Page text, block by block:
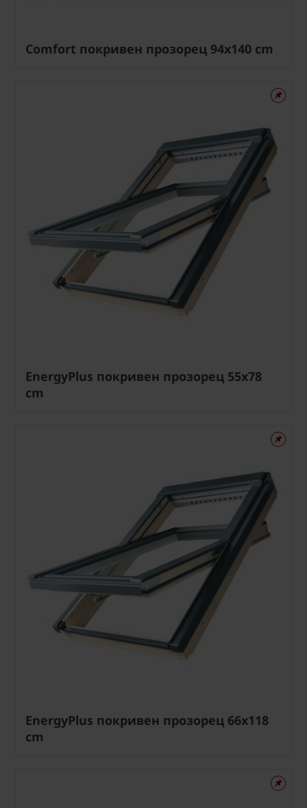
Comfort покривен прозорец 94x140 cm
EnergyPlus покривен прозорец 55x78
cm
EnergyPlus покривен прозорец 66x118
cm